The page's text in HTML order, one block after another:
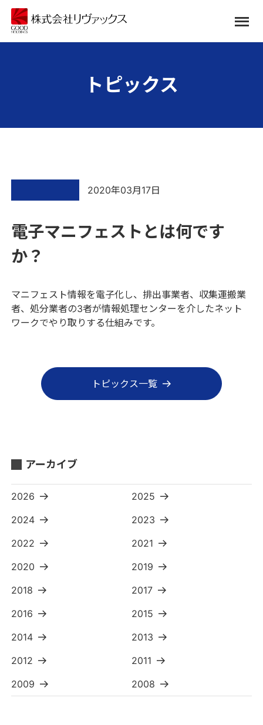
トピックス
電子マニフェストとは何です
か？
2020年03月17日
マニフェスト情報を電子化し、排出事業者、収集運搬業
者、処分業者の3者が情報処理センターを介したネット
ワークでやり取りする仕組みです。
トピックス一覧
アーカイブ
2026
2025
2024
2023
2022
2021
2020
2019
2018
2017
2016
2015
2014
2013
2012
2011
2009
2008